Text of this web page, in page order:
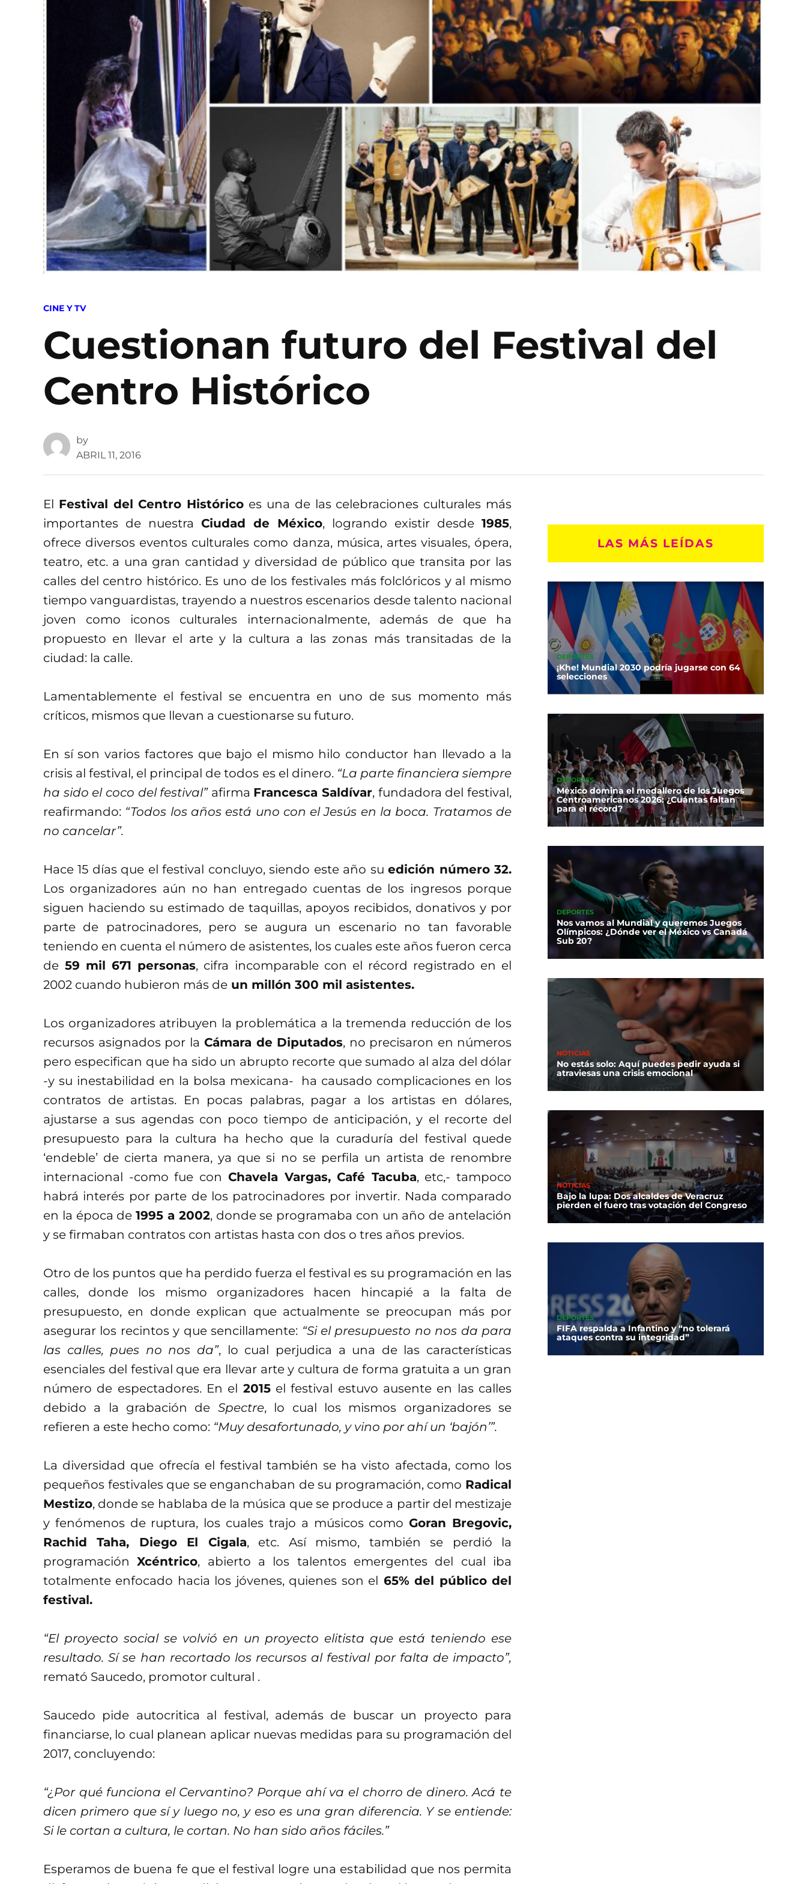
POSTED
CINE Y TV
Cuestionan futuro del Festival del
Centro Histórico
by
ABRIL 11, 2016
El Festival del Centro Histórico es una de las celebraciones culturales más
importantes de nuestra Ciudad de México, logrando existir desde 1985,
ofrece diversos eventos culturales como danza, música, artes visuales, ópera,
teatro, etc. a una gran cantidad y diversidad de público que transita por las
calles del centro histórico. Es uno de los festivales más folclóricos y al mismo
tiempo vanguardistas, trayendo a nuestros escenarios desde talento nacional
joven como iconos culturales internacionalmente, además de que ha
propuesto en llevar el arte y la cultura a las zonas más transitadas de la
ciudad: la calle.
Lamentablemente el festival se encuentra en uno de sus momento más
críticos, mismos que llevan a cuestionarse su futuro.
En sí son varios factores que bajo el mismo hilo conductor han llevado a la
crisis al festival, el principal de todos es el dinero. “La parte financiera siempre
ha sido el coco del festival”afirma Francesca Saldívar, fundadora del festival,
reafirmando: “Todos los años está uno con el Jesús en la boca. Tratamos de
no cancelar”.
Hace 15 días que el festival concluyo, siendo este año suedición número 32.
Los organizadores aún no han entregado cuentas de los ingresos porque
siguen haciendo su estimado de taquillas, apoyos recibidos, donativos y por
parte de patrocinadores, pero se augura un escenario no tan favorable
teniendo en cuenta el número de asistentes, los cuales este años fueron cerca
de 59 mil 671 personas, cifra incomparable con el récord registrado en el
2002 cuando hubieron más de un millón 300 mil asistentes.
Los organizadores atribuyen la problemática a la tremenda reducción de los
recursos asignados por la Cámara de Diputados, no precisaron en números
pero especifican que ha sido un abrupto recorte que sumado al alza del dólar
-y su inestabilidad en la bolsa mexicana- ha causado complicaciones en los
contratos de artistas. En pocas palabras, pagar a los artistas en dólares,
ajustarse a sus agendas con poco tiempo de anticipación, y el recorte del
presupuesto para la cultura ha hecho que la curaduría del festival quede
‘endeble’ de cierta manera, ya que si no se perfila un artista de renombre
internacional -como fue con Chavela Vargas, Café Tacuba, etc,- tampoco
habrá interés por parte de los patrocinadores por invertir. Nada comparado
en la época de1995 a 2002, donde se programaba con un año de antelación
y se firmaban contratos con artistas hasta con dos o tres años previos.
Otro de los puntos que ha perdido fuerza el festival es su programación en las
calles, donde los mismo organizadores hacen hincapié a la falta de
presupuesto, en donde explican que actualmente se preocupan más por
asegurar los recintos y que sencillamente: “Si el presupuesto no nos da para
las calles, pues no nos da”, lo cual perjudica a una de las características
esenciales del festival que era llevar arte y cultura de forma gratuita a un gran
número de espectadores. En el 2015el festival estuvo ausente en las calles
debido a la grabación de Spectre, lo cual los mismos organizadores se
refieren a este hecho como: “Muy desafortunado, y vino por ahí un ‘bajón’”.
La diversidad que ofrecía el festival también se ha visto afectada, como los
pequeños festivales que se enganchaban de su programación, como Radical
Mestizo, donde se hablaba de la música que se produce a partir del mestizaje
y fenómenos de ruptura, los cuales trajo a músicos comoGoran Bregovic,
Rachid Taha, Diego El Cigala, etc. Así mismo, también se perdió la
programaciónXcéntrico, abierto a los talentos emergentes del cual iba
totalmente enfocado hacia los jóvenes, quienes son el 65% del público del
festival.
“El proyecto social se volvió en un proyecto elitista que está teniendo ese
resultado. Sí se han recortado los recursos al festival por falta de impacto”,
remató Saucedo, promotor cultural .
Saucedo pide autocritica al festival, además de buscar un proyecto para
financiarse, lo cual planean aplicar nuevas medidas para su programación del
2017, concluyendo:
“¿Por qué funciona el Cervantino? Porque ahí va el chorro de dinero. Acá te
dicen primero que sí y luego no, y eso es una gran diferencia. Y se entiende:
Si le cortan a cultura, le cortan. No han sido años fáciles.”
Esperamos de buena fe que el festival logre una estabilidad que nos permita
LAS MÁS LEÍDAS
DEPORTES
¡Khe! Mundial 2030 podría jugarse con 64
selecciones
DEPORTES
México domina el medallero de los Juegos
Centroamericanos 2026: ¿Cuántas faltan
para el récord?
DEPORTES
Nos vamos al Mundial y queremos Juegos
Olímpicos: ¿Dónde ver el México vs Canadá
Sub 20?
NOTICIAS
No estás solo: Aquí puedes pedir ayuda si
atraviesas una crisis emocional
NOTICIAS
Bajo la lupa: Dos alcaldes de Veracruz
pierden el fuero tras votación del Congreso
DEPORTES
FIFA respalda a Infantino y “no tolerará
ataques contra su integridad”